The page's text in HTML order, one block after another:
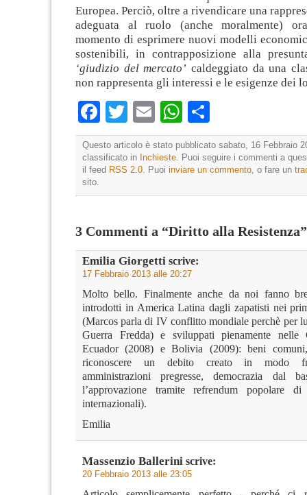
Europea. Perciò, oltre a rivendicare una
adeguata al ruolo (anche moralmente)
momento di esprimere nuovi modelli
sostenibili, in contrapposizione alla
‘giudizio del mercato’ caldeggiato da una
non rappresenta gli interessi e le esigenze dei
Facebook
TwitterEmailWhatsApp
Questo articolo è stato pubblicato sabato, 16 Febbraio
classificato in Inchieste. Puoi seguire i commenti a
il feed RSS 2.0. Puoi inviare un commento, o fare un
sito.
3 Commenti a “Diritto alla Resistenza”
Emilia Giorgetti scrive:
17 Febbraio 2013 alle 20:27
Molto bello. Finalmente anche da noi fanno
introdotti in America Latina dagli zapatisti nei
(Marcos parla di IV conflitto mondiale perchè per
Guerra Fredda) e sviluppati pienamente nelle
Ecuador (2008) e Bolivia (2009): beni
riconoscere un debito creato in modo
amministrazioni pregresse, democrazia dal
l’approvazione tramite refrendum popolare
internazionali).
Emilia
Massenzio Ballerini scrive:
20 Febbraio 2013 alle 23:05